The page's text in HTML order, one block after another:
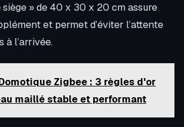
» de 40 x 30 x 20 cm assure
et permet d’éviter l’attente
à l’arrivée.
Zigbee : 3 règles d'or
maillé stable et performant